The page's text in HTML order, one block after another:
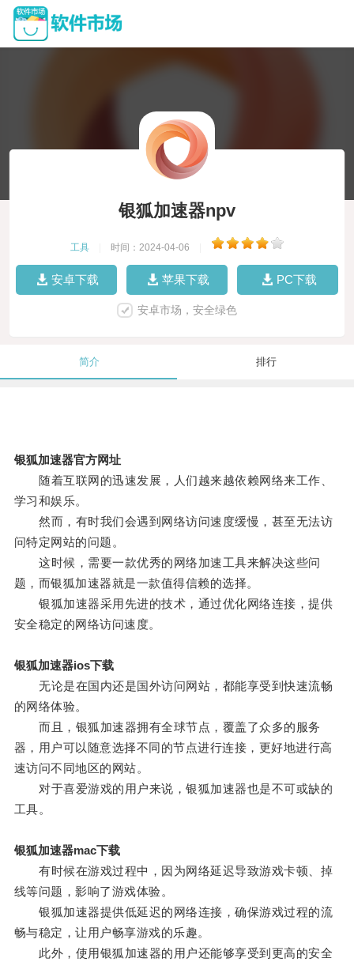
银狐加速器npv
工具 时间：2024-04-06
安卓下载 苹果下载 PC下载
安卓市场，安全绿色
简介 排行
银狐加速器官方网址
随着互联网的迅速发展，人们越来越依赖网络来工作、
学习和娱乐。
然而，有时我们会遇到网络访问速度缓慢，甚至无法访
问特定网站的问题。
这时候，需要一款优秀的网络加速工具来解决这些问
题，而银狐加速器就是一款值得信赖的选择。
银狐加速器采用先进的技术，通过优化网络连接，提供
安全稳定的网络访问速度。
银狐加速器ios下载
无论是在国内还是国外访问网站，都能享受到快速流畅
的网络体验。
而且，银狐加速器拥有全球节点，覆盖了众多的服务
器，用户可以随意选择不同的节点进行连接，更好地进行高
速访问不同地区的网站。
对于喜爱游戏的用户来说，银狐加速器也是不可或缺的
工具。
银狐加速器mac下载
有时候在游戏过程中，因为网络延迟导致游戏卡顿、掉
线等问题，影响了游戏体验。
银狐加速器提供低延迟的网络连接，确保游戏过程的流
畅与稳定，让用户畅享游戏的乐趣。
此外，使用银狐加速器的用户还能够享受到更高的安全